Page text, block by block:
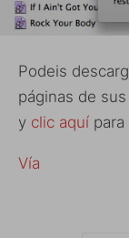
Podeis
páginas de
y clic aquí
Vía